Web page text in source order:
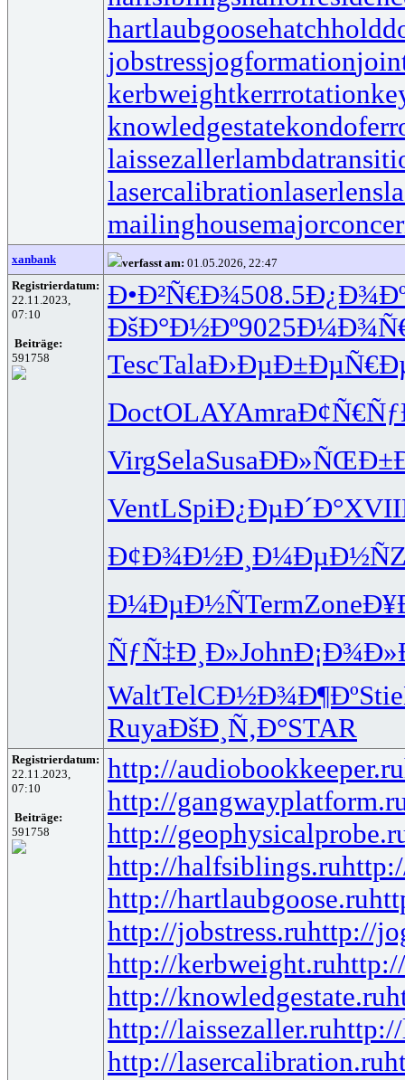
hartlaubgoose
jobstressjogformation
kerbweightkerrrotation
knowledgestate
laissezaller
lasercalibrationlaserlens
mailinghouse
xanbank verfasst am: 01.05.2026, 22:47
Registrierdatum:
22.11.2023,
07:10
Beiträge:
591758
Ð•Ð²Ñ€Ð¾508.5
ÐšÐ°Ð½Ðº9025
TescTalaÐ›ÐµÐ±Ðµ
DoctOLAYAmra
VirgSelaSusaÐÐ»ÑŒÐ±
VentLSpiÐ¿ÐµÐ´Ð°XVII
Ð¢Ð¾Ð½Ð¸ Ð¼ÐµÐ½Ñ
Ð¼ÐµÐ½ÑTermZone
ÑƒÑ‡Ð¸Ð»John
WaltTelCÐ½Ð¾Ð¶ÐºStie
RuyaÐšÐ¸Ñ‚Ð°STAR
Registrierdatum:
22.11.2023,
07:10
Beiträge:
591758
http://audiobookkeeper.ru
http://
http://
http://halfsiblings.ru
http://hartlaubgoose.ru
http://jobstress.ruhttp://
http://kerbweight.ru
http://knowledgestate.ru
http://laissezaller.ru
http://lasercalibration.ru